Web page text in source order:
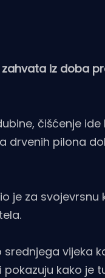
iz doba
čišćenje
drvenih pilona
je za
vijeka
kako je